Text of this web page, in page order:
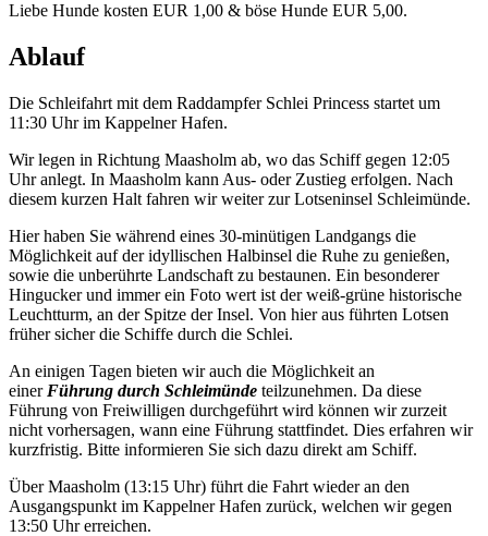
Liebe Hunde kosten EUR 1,00 & böse Hunde EUR 5,00.
Ablauf
Die Schleifahrt mit dem Raddampfer Schlei Princess startet um
11:30 Uhr im Kappelner Hafen.
Wir legen in Richtung Maasholm ab, wo das Schiff gegen 12:05
Uhr anlegt. In Maasholm kann Aus- oder Zustieg erfolgen. Nach
diesem kurzen Halt fahren wir weiter zur Lotseninsel Schleimünde.
Hier haben Sie während eines 30-minütigen Landgangs die
Möglichkeit auf der idyllischen Halbinsel die Ruhe zu genießen,
sowie die unberührte Landschaft zu bestaunen. Ein besonderer
Hingucker und immer ein Foto wert ist der weiß-grüne historische
Leuchtturm, an der Spitze der Insel. Von hier aus führten Lotsen
früher sicher die Schiffe durch die Schlei.
An einigen Tagen bieten wir auch die Möglichkeit an
einer Führung durch Schleimünde teilzunehmen. Da diese
Führung von Freiwilligen durchgeführt wird können wir zurzeit
nicht vorhersagen, wann eine Führung stattfindet. Dies erfahren wir
kurzfristig. Bitte informieren Sie sich dazu direkt am Schiff.
Über Maasholm (13:15 Uhr) führt die Fahrt wieder an den
Ausgangspunkt im Kappelner Hafen zurück, welchen wir gegen
13:50 Uhr erreichen.